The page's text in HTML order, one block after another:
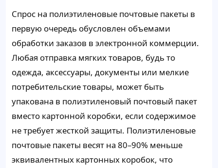
Спрос на полиэтиленовые почтовые пакеты в
первую очередь обусловлен объемами
обработки заказов в электронной коммерции.
Любая отправка мягких товаров, будь то
одежда, аксессуары, документы или мелкие
потребительские товары, может быть
упакована в полиэтиленовый почтовый пакет
вместо картонной коробки, если содержимое
не требует жесткой защиты. Полиэтиленовые
почтовые пакеты весят на 80–90% меньше
эквивалентных картонных коробок, что